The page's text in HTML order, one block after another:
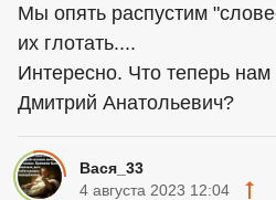
Мы опять распустим
их глотать....
Интересно. Что теперь нам
Дмитрий Анатольевич?
Вася_33
4 августа 2023 12:04